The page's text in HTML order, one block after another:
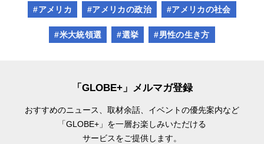
#アメリカ #アメリカの政治 #アメリカの社会
#米大統領選 #選挙 #男性の生き方
「GLOBE+」メルマガ登録
おすすめのニュース、取材余話、 イベントの優先案内など
「GLOBE+」を一層お楽しみいただける
サービスをご提供します。